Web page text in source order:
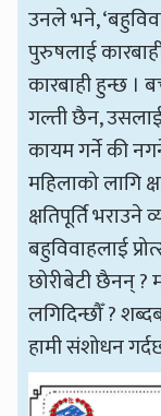
उनले भने,
पुरुषलाई
कारबाही हुन्छ ।
गल्ती छैन,
कायम गर्ने की
महिलाको लागि
क्षतिपूर्ति
बहुविवाहलाई
छोरीबेटी छैनन् ?
लगिदिन्छौँ ?
हामी संशोधन